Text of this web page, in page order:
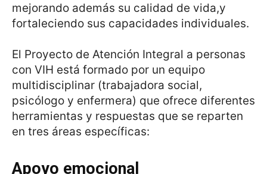
mejorando además su calidad de vida,y
fortaleciendo sus capacidades individuales.
El Proyecto de Atención Integral a personas
con VIH está formado por un equipo
multidisciplinar (trabajadora social,
psicólogo y enfermera) que ofrece diferentes
herramientas y respuestas que se reparten
en tres áreas específicas:
Apoyo emocional